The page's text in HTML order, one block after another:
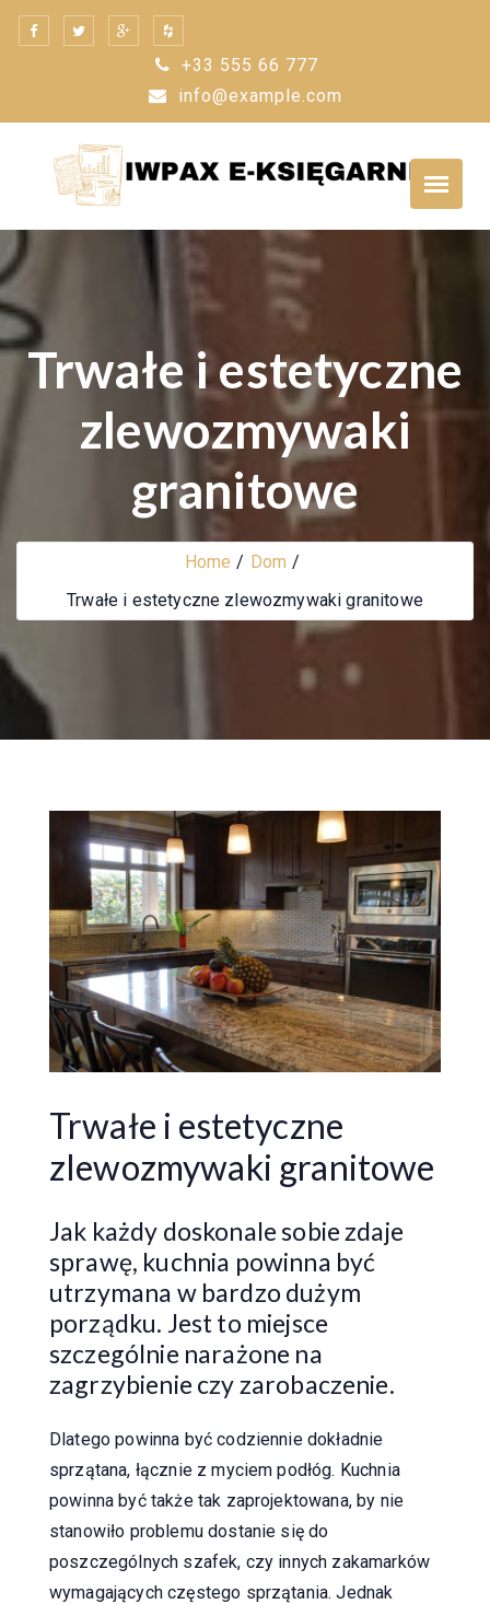
Skip
+33 555 66 777
info@example.com
Trwałe i estetyczne
zlewozmywaki
granitowe
Home
Dom
Trwałe i estetyczne zlewozmywaki granitowe
Trwałe i estetyczne
zlewozmywaki granitowe
Jak każdy doskonale sobie zdaje
sprawę, kuchnia powinna być
utrzymana w bardzo dużym
porządku. Jest to miejsce
szczególnie narażone na
zagrzybienie czy zarobaczenie.
Dlatego powinna być codziennie dokładnie
sprzątana, łącznie z myciem podłóg. Kuchnia
powinna być także tak zaprojektowana, by nie
stanowiło problemu dostanie się do
poszczególnych szafek, czy innych zakamarków
wymagających częstego sprzątania. Jednak